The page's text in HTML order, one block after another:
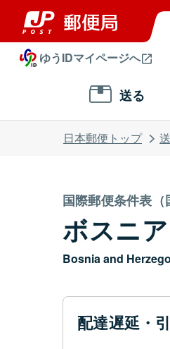
ゆうIDマイページへ
送る
日本郵便トップ
国際郵便条件表（
ボスニ
Bosnia and
配達遅延・